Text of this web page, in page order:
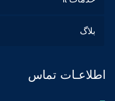
بلاگ
اطلاعـات تماس